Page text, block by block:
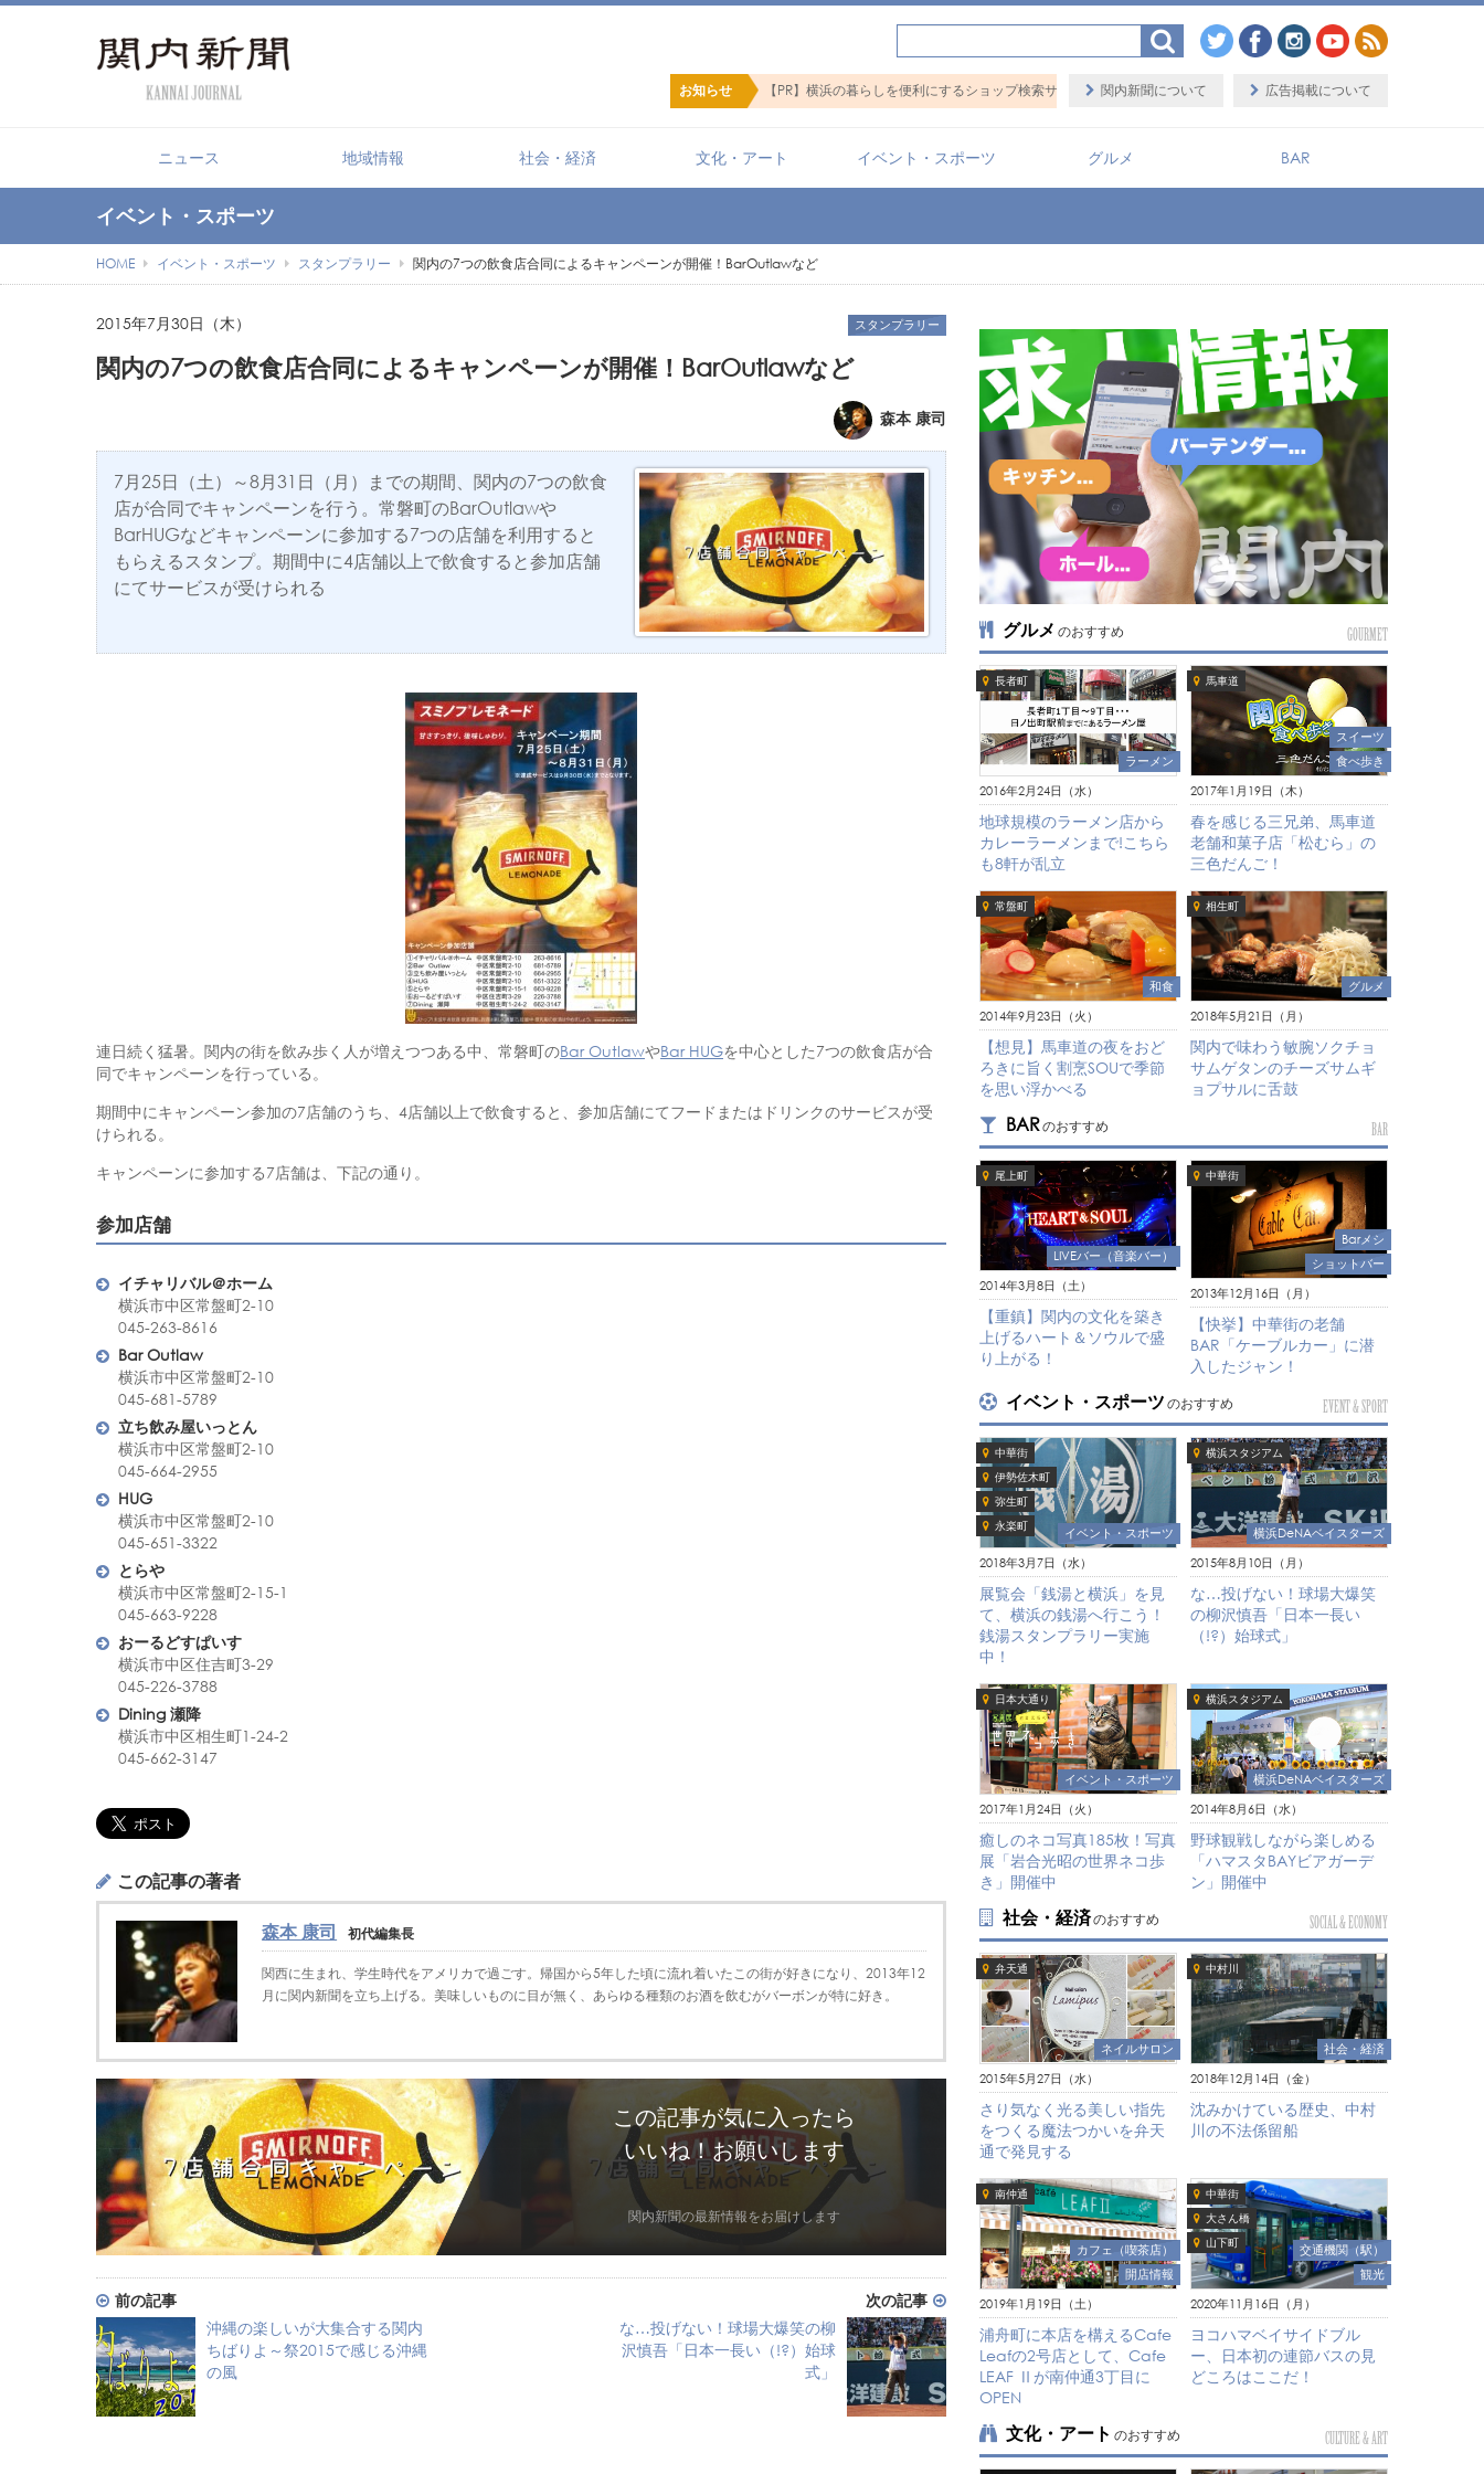
関内新聞について 広告掲載について
お知らせ
【PR】横浜の暮らしを便利にするショップ検索サイト「BaySHOPs（ベイショップス）」
ニュース 地域情報 社会・経済 文化・アート イベント・スポーツ グルメ BAR
イベント・スポーツ
HOME イベント・スポーツ スタンプラリー 関内の7つの飲食店合同によるキャンペーンが開催！BarOutlawなど
2015年7月30日（木）
関内の7つの飲食店合同によるキャンペーンが開催！BarOutlawなど
スタンプラリー
森本 康司
7月25日（土）～8月31日（月）までの期間、関内の7つの飲食
店が合同でキャンペーンを行う。常磐町のBarOutlawや
BarHUGなどキャンペーンに参加する7つの店舗を利用すると
もらえるスタンプ。期間中に4店舗以上で飲食すると参加店舗
にてサービスが受けられる
連日続く猛暑。関内の街を飲み歩く人が増えつつある中、常磐町のBar OutlawやBar HUGを中心とした7つの飲食店が合
同でキャンペーンを行っている。
期間中にキャンペーン参加の7店舗のうち、4店舗以上で飲食すると、参加店舗にてフードまたはドリンクのサービスが受
けられる。
キャンペーンに参加する7店舗は、下記の通り。
参加店舗
イチャリバル＠ホーム
横浜市中区常盤町2-10
045-263-8616
Bar Outlaw
横浜市中区常盤町2-10
045-681-5789
立ち飲み屋いっとん
横浜市中区常盤町2-10
045-664-2955
HUG
横浜市中区常盤町2-10
045-651-3322
とらや
横浜市中区常盤町2-15-1
045-663-9228
おーるどすぱいす
横浜市中区住吉町3-29
045-226-3788
Dining 瀬降
横浜市中区相生町1-24-2
045-662-3147
この記事の著者
森本 康司 初代編集長
関西に生まれ、学生時代をアメリカで過ごす。帰国から5年した頃に流れ着いたこの街が好きになり、2013年12
月に関内新聞を立ち上げる。美味しいものに目が無く、あらゆる種類のお酒を飲むがバーボンが特に好き。
この記事が気に入ったら
いいね！お願いします
関内新聞の最新情報をお届けします
前の記事
沖縄の楽しいが大集合する関内
ちばりよ～祭2015で感じる沖縄
の風
次の記事
な…投げない！球場大爆笑の柳
沢慎吾「日本一長い（!?）始球
式」
グルメ のおすすめ GOURMET
長者町
ラーメン
2016年2月24日（水）
地球規模のラーメン店から
カレーラーメンまで!こちら
も8軒が乱立
馬車道
スイーツ
食べ歩き
2017年1月19日（木）
春を感じる三兄弟、馬車道
老舗和菓子店「松むら」の
三色だんご！
常盤町
和食
2014年9月23日（火）
【想見】馬車道の夜をおど
ろきに旨く割烹SOUで季節
を思い浮かべる
相生町
グルメ
2018年5月21日（月）
関内で味わう敏腕ソクチョ
サムゲタンのチーズサムギ
ョプサルに舌鼓
BARのおすすめ BAR
尾上町
LIVEバー（音楽バー）
2014年3月8日（土）
【重鎮】関内の文化を築き
上げるハート＆ソウルで盛
り上がる！
中華街
Barメシ
ショットバー
2013年12月16日（月）
【快挙】中華街の老舗
BAR「ケーブルカー」に潜
入したジャン！
イベント・スポーツ のおすすめ EVENT & SPORT
中華街
伊勢佐木町
弥生町
永楽町
イベント・スポーツ
2018年3月7日（水）
展覧会「銭湯と横浜」を見
て、横浜の銭湯へ行こう！
銭湯スタンプラリー実施
中！
横浜スタジアム
横浜DeNAベイスターズ
2015年8月10日（月）
な…投げない！球場大爆笑
の柳沢慎吾「日本一長い
（!?）始球式」
日本大通り
イベント・スポーツ
2017年1月24日（火）
癒しのネコ写真185枚！写真
展「岩合光昭の世界ネコ歩
き」開催中
横浜スタジアム
横浜DeNAベイスターズ
2014年8月6日（水）
野球観戦しながら楽しめる
「ハマスタBAYビアガーデ
ン」開催中
社会・経済のおすすめ SOCIAL & ECONOMY
弁天通
ネイルサロン
2015年5月27日（水）
さり気なく光る美しい指先
をつくる魔法つかいを弁天
通で発見する
中村川
社会・経済
2018年12月14日（金）
沈みかけている歴史、中村
川の不法係留船
南仲通
カフェ（喫茶店）
開店情報
2019年1月19日（土）
浦舟町に本店を構えるCafe
Leafの2号店として、Cafe
LEAF Ⅱが南仲通3丁目に
OPEN
中華街
大さん橋
山下町
交通機関（駅）
観光
2020年11月16日（月）
ヨコハマベイサイドブル
ー、日本初の連節バスの見
どころはここだ！
文化・アート のおすすめ CULTURE & ART